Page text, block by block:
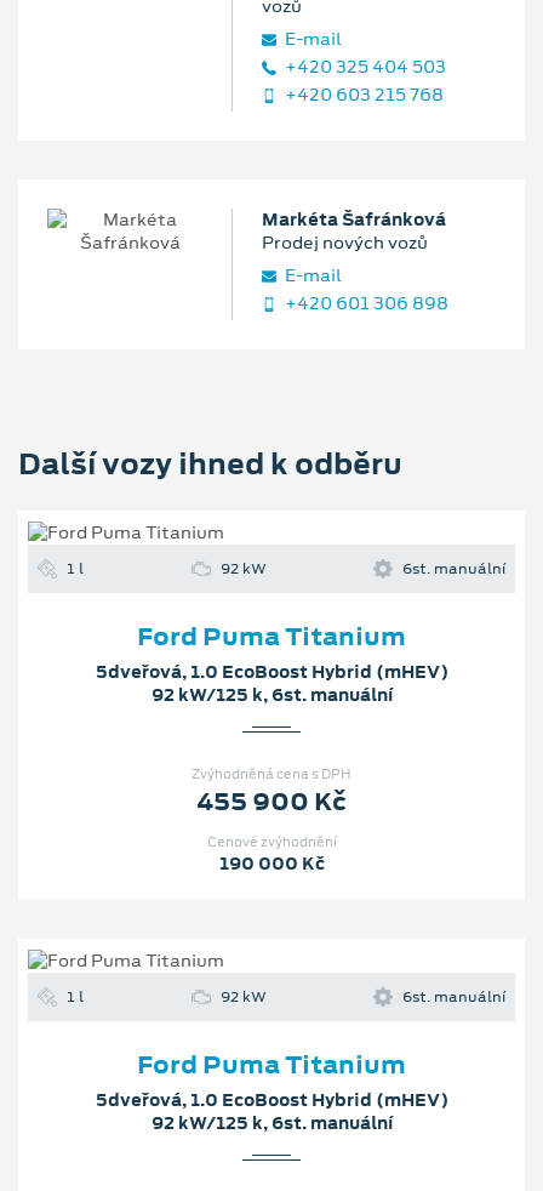
vozů
E‑mail
+420 325 404 503
+420 603 215 768
Markéta Šafránková
Prodej nových vozů
E‑mail
+420 601 306 898
Další vozy ihned k odběru
1 l 92 kW 6st. manuální
Ford Puma Titanium
5dveřová, 1.0 EcoBoost Hybrid (mHEV)
92 kW/125 k, 6st. manuální
Zvýhodněná cena s DPH
455 900 Kč
Cenové zvýhodnění
190 000 Kč
1 l 92 kW 6st. manuální
Ford Puma Titanium
5dveřová, 1.0 EcoBoost Hybrid (mHEV)
92 kW/125 k, 6st. manuální